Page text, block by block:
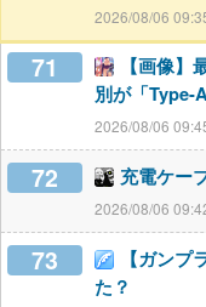
2026/08/06
71
【画像
別が「Type-
2026/08/06
72 充電ケー
2026/08/06
73
【ガン
た？